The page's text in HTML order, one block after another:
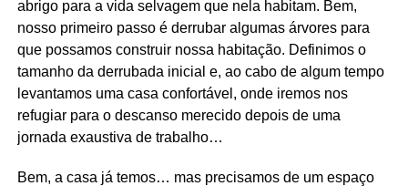
abrigo para a vida selvagem que nela habitam. Bem,
nosso primeiro passo é derrubar algumas árvores para
que possamos construir nossa habitação. Definimos o
tamanho da derrubada inicial e, ao cabo de algum tempo
levantamos uma casa confortável, onde iremos nos
refugiar para o descanso merecido depois de uma
jornada exaustiva de trabalho…
Bem, a casa já temos… mas precisamos de um espaço